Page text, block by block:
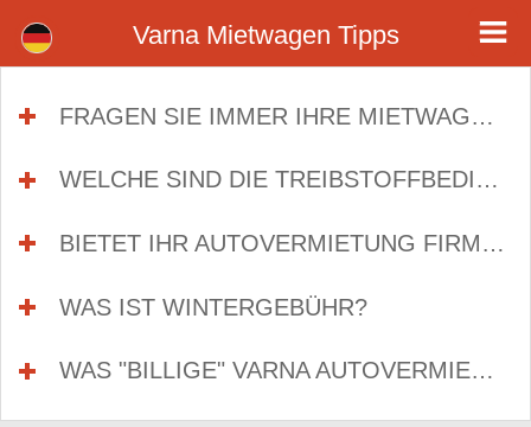
Varna Mietwagen Tipps
FRAGEN SIE IMMER IHRE MIETWAGEN-FIRMA IN VARNA FÜR ZUSATZKOSTEN
WELCHE SIND DIE TREIBSTOFFBEDINGUNGEN VON IHRER VARNA AUTOVERMIETUNGFIRMA?
BIETET IHR AUTOVERMIETUNG FIRMA IN VARNA VOLLE MIETWAGEN VERSICHERUNG?
WAS IST WINTERGEBÜHR?
WAS "BILLIGE" VARNA AUTOVERMIETUNG WIRKLICH BEDEUTET?